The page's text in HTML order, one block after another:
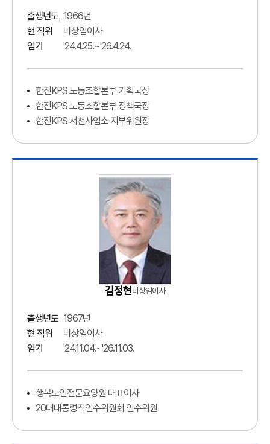
출생년도 1966년
현 직위
비상임이사
임기
'24.4.25.~'26.4.24.
한전KPS 노동조합본부 기획국장
한전KPS 노동조합본부 정책국장
한전KPS 서천사업소 지부위원장
김정현비상임이사
출생년도 1967년
현 직위
비상임이사
임기
'24.11.04.~'26.11.03.
행복노인전문요양원 대표이사
20대대통령직인수위원회 인수위원